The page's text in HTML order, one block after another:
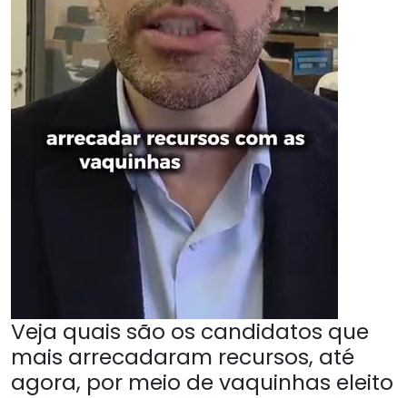
Veja quais são os candidatos que
mais arrecadaram recursos, até
agora, por meio de vaquinhas eleito